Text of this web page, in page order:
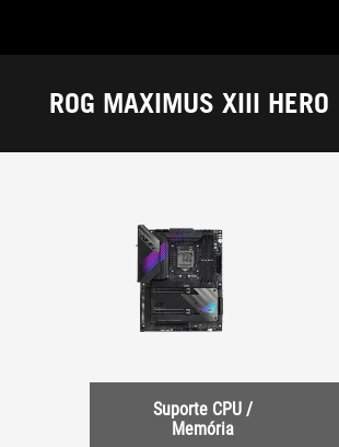
Accessibility links
ROG MAXIMUS XIII HERO
Suporte
Suporte CPU /
Memória